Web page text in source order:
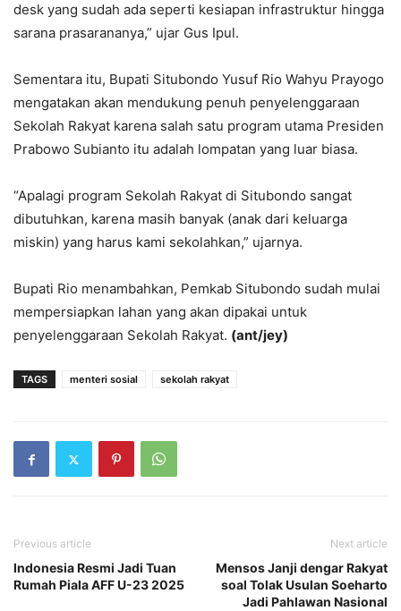
desk yang sudah ada seperti kesiapan infrastruktur hingga
sarana prasarananya,” ujar Gus Ipul.
Sementara itu, Bupati Situbondo Yusuf Rio Wahyu Prayogo
mengatakan akan mendukung penuh penyelenggaraan
Sekolah Rakyat karena salah satu program utama Presiden
Prabowo Subianto itu adalah lompatan yang luar biasa.
“Apalagi program Sekolah Rakyat di Situbondo sangat
dibutuhkan, karena masih banyak (anak dari keluarga
miskin) yang harus kami sekolahkan,” ujarnya.
Bupati Rio menambahkan, Pemkab Situbondo sudah mulai
mempersiapkan lahan yang akan dipakai untuk
penyelenggaraan Sekolah Rakyat. (ant/jey)
TAGS menteri sosial sekolah rakyat
Previous article
Indonesia Resmi Jadi Tuan
Rumah Piala AFF U-23 2025
Next article
Mensos Janji dengar Rakyat
soal Tolak Usulan Soeharto
Jadi Pahlawan Nasional